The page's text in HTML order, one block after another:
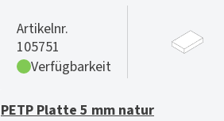
Artikelnr.
105751
Verfügbarkeit
PETP Platte 5 mm natur